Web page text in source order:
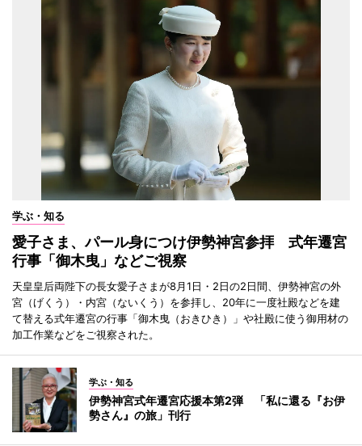
学ぶ・知る
愛子さま、パール身につけ伊勢神宮参拝 式年遷宮
行事「御木曳」などご視察
天皇皇后両陛下の長女愛子さまが8月1日・2日の2日間、伊勢神宮の外
宮（げくう）・内宮（ないくう）を参拝し、20年に一度社殿などを建
て替える式年遷宮の行事「御木曳（おきひき）」や社殿に使う御用材の
加工作業などをご視察された。
学ぶ・知る
伊勢神宮式年遷宮応援本第2弾 「私に還る『お伊
勢さん』の旅」刊行